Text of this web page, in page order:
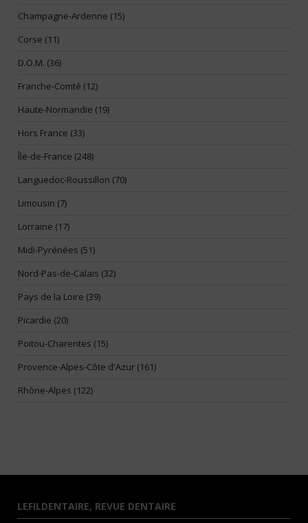
Champagne-Ardenne (15)
Corse (11)
D.O.M. (36)
Franche-Comté (12)
Haute-Normandie (19)
Hors France (33)
Île-de-France (248)
Languedoc-Roussillon (70)
Limousin (7)
Lorraine (17)
Midi-Pyrénées (51)
Nord-Pas-de-Calais (32)
Pays de la Loire (39)
Picardie (20)
Poitou-Charentes (15)
Provence-Alpes-Côte d'Azur (161)
Rhône-Alpes (122)
LEFILDENTAIRE, REVUE DENTAIRE